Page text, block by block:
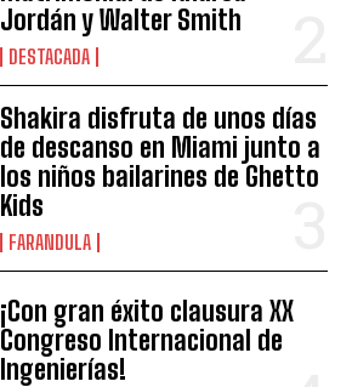
Jordán y Walter Smith
DESTACADA
Shakira disfruta de unos días
de descanso en Miami junto a
los niños bailarines de Ghetto
Kids
FARANDULA
¡Con gran éxito clausura XX
Congreso Internacional de
Ingenierías!